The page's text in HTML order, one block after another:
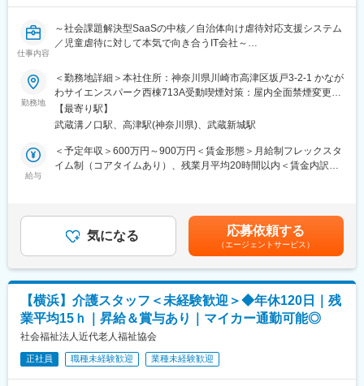
日の登録
担当ユニット（2）
入院中の医療費算定：医事システムへ取り込み、算定要件に沿っ
た入力確定
レセプト点検・請求データ作成：レセプトデータチェックツール
で、エラー抽出・病名や症状詳記等の必要可否の判断を医師への
依頼
担当ユニット（4）
■働き方：
■同社について：
医療・介護・保育の分野で総合的に事業を展開する企業です。全
国規模で、以下の事業を手掛けています：
医療事務教育・資格取得支援：医療事務員や医療関連人材の育成
医療関連サービス・人材派遣：医療機関向け事務支援や派遣サー
ビス
介護サービス：在宅介護・施設介護など、全国約1,800か所で提供
保育事業：保育園運営や保育支援サービス
仕事内容
～社会課題解決型SaaSの中核／自治体向け虐待対応支援システム
／児童虐待に対して本気で向き合うIT会社～
■当社について
自治体業務に特化したクラウドサービス「AiCAN」を開発してい
ます。
「すべての子どもが安心して育つ社会をつくる」という想いを軸
に、子どもと家庭を取り巻く社会課題に向き合う企業です。課題
が表面化してから支援するのではなく、未然に防ぐ仕組みづくり
や、周囲の大人が適切に関われる社会の実現を目指しています。
仕組みをつくり、次世代へつなぐ挑戦を続けています。
ス化の設計・開発を一気通貫でお任せします。
・Python/Djangoを用いた新アーキテクチャの設計・新規開発
（★ここがメインです）
・マイクロサービス化などモダンアーキテクチャへの移行基盤構
築
・現行システム（PHP/FuelPHP）の仕様把握、およびモダン化に
伴う段階的な改修・保守
勤務地
＜勤務地詳細＞本社住所：神奈川県川崎市高津区坂戸3-2-1 かなが
わサイエンスパーク西棟713A受動喫煙対策：屋内全面禁煙変更の
範囲：会社の定める事業所
【最寄り駅】
武蔵溝ノ口駅、高津駅(神奈川県)、武蔵新城駅
給与
＜予定年収＞600万円～900万円＜賃金形態＞月給制フレックスタ
イム制（コアタイムあり）、残業月平均20時間以内＜賃金内訳＞
（一律手当を含む）＜昇給有無＞有＜残業手当＞有賃金はあくま
でも目安の金額であり、選考を通じて上下する可能性がありま
す。月給(月額)は固定手当を含めた表記です。
気になる 応募依頼する
（エージェントサービス）
【横浜】介護スタッフ＜未経験歓迎＞◆年休120日｜残
業平均15ｈ｜昇給＆賞与あり｜マイカー通勤可能◎
社会福祉法人近代老人福祉協会
正社員 職種未経験歓迎 業種未経験歓迎